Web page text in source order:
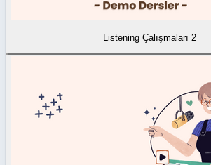
Listening Çalışmaları 2